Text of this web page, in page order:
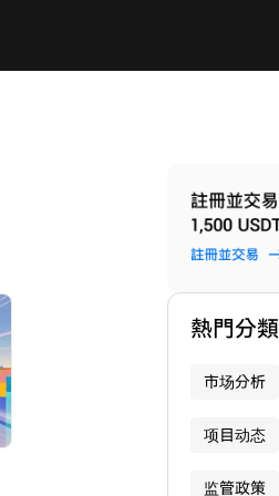
熱門分類
市场分析
项目动态
监管政策